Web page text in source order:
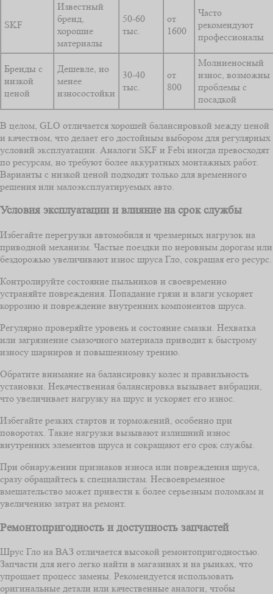
SKF
Известный
бренд,
хорошие
материалы
50-60
тыс.
от
1600
Часто
рекомендуют
профессионалы
Бренды с
низкой
ценой
Дешевле, но
менее
износостойки
30-40
тыс.
от
800
Молниеносный
износ, возможны
проблемы с
посадкой
В целом, GLO отличается хорошей балансировкой между ценой
и качеством, что делает его достойным выбором для регулярных
условий эксплуатации. Аналоги SKF и Febi иногда превосходят
по ресурсам, но требуют более аккуратных монтажных работ.
Варианты с низкой ценой подходят только для временного
решения или малоэксплуатируемых авто.
Условия эксплуатации и влияние на срок службы
Избегайте перегрузки автомобиля и чрезмерных нагрузок на
приводной механизм. Частые поездки по неровным дорогам или
бездорожью увеличивают износ шруса Гло, сокращая его ресурс.
Контролируйте состояние пыльников и своевременно
устраняйте повреждения. Попадание грязи и влаги ускоряет
коррозию и повреждение внутренних компонентов шруса.
Регулярно проверяйте уровень и состояние смазки. Нехватка
или загрязнение смазочного материала приводит к быстрому
износу шарниров и повышенному трению.
Обратите внимание на балансировку колес и правильность
установки. Некачественная балансировка вызывает вибрации,
что увеличивает нагрузку на шрус и ускоряет его износ.
Избегайте резких стартов и торможений, особенно при
поворотах. Такие нагрузки вызывают излишний износ
внутренних элементов шруса и сокращают его срок службы.
При обнаружении признаков износа или повреждения шруса,
сразу обращайтесь к специалистам. Несвоевременное
вмешательство может привести к более серьезным поломкам и
увеличению затрат на ремонт.
Ремонтопригодность и доступность запчастей
Шрус Гло на ВАЗ отличается высокой ремонтопригодностью.
Запчасти для него легко найти в магазинах и на рынках, что
упрощает процесс замены. Рекомендуется использовать
оригинальные детали или качественные аналоги, чтобы